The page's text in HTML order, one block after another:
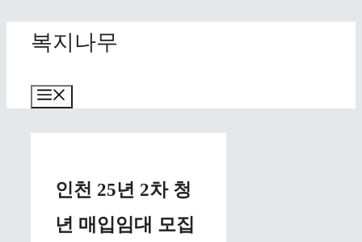
content
복지나무
인천 25년 2차 청
년 매입임대 모집